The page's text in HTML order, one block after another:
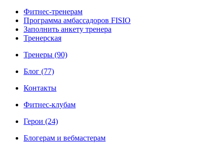
Фитнес-тренерам
Программа амбассадоров FISIO
Заполнить анкету тренера
Тренерская
Тренеры (90)
Блог (77)
Контакты
Фитнес-клубам
Герои (24)
Блогерам и вебмастерам